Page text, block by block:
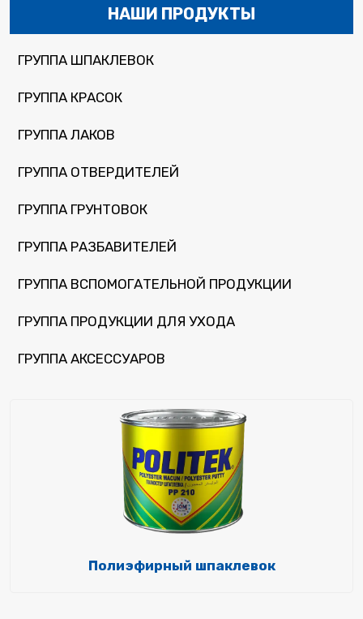
НАШИ ПРОДУКТЫ
ГРУППА ШПАКЛЕВОК
ГРУППА КРАСОК
ГРУППА ЛАКОВ
ГРУППА ОТВЕРДИТЕЛЕЙ
ГРУППА ГРУНТОВОК
ГРУППА РАЗБАВИТЕЛЕЙ
ГРУППА ВСПОМОГАТЕЛЬНОЙ ПРОДУКЦИИ
ГРУППА ПРОДУКЦИИ ДЛЯ УХОДА
ГРУППА АКСЕССУАРОВ
Полиэфирный шпаклевок